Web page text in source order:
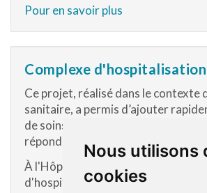
Nous utilisons
cookies
Pour en savoir plus
Complexe
Ce projet, réalisé dans le contexte
sanitaire, a permis d’ajouter
de soins afin de desservir la
répondre aux besoins.
À l'Hôpital de Saint-Jérôme, le
d'hospitalisation rapide comprend